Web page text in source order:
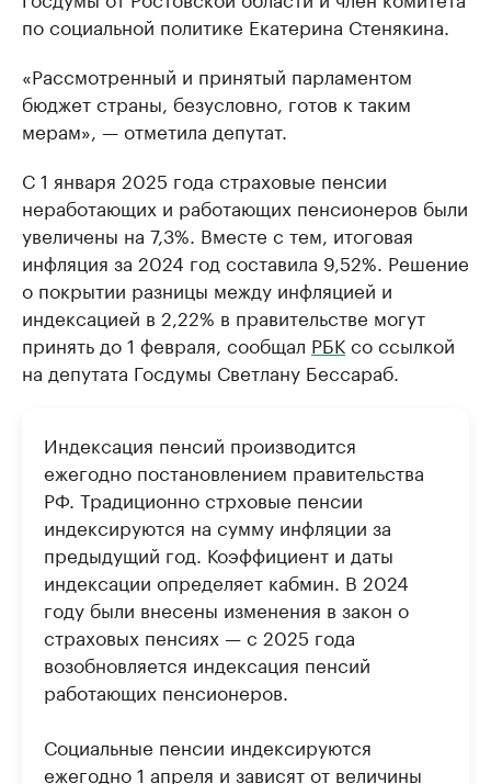
по социальной политике Екатерина Стенякина.
«Рассмотренный и принятый парламентом
бюджет страны, безусловно, готов к таким
мерам», — отметила депутат.
С 1 января 2025 года страховые пенсии
неработающих и работающих пенсионеров были
увеличены на 7,3%. Вместе с тем, итоговая
инфляция за 2024 год составила 9,52%. Решение
о покрытии разницы между инфляцией и
индексацией в 2,22% в правительстве могут
принять до 1 февраля, сообщал РБКсо ссылкой
на депутата Госдумы Светлану Бессараб.
Индексация пенсий производится
ежегодно постановлением правительства
РФ. Традиционно стрховые пенсии
индексируются на сумму инфляции за
предыдущий год. Коэффициент и даты
индексации определяет кабмин. В 2024
году были внесены изменения в закон о
страховых пенсиях — с 2025 года
возобновляется индексация пенсий
работающих пенсионеров.
Социальные пенсии индексируются
ежегодно 1 апреля и зависят от величины